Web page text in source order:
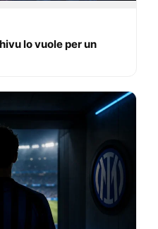
lo vuole per un